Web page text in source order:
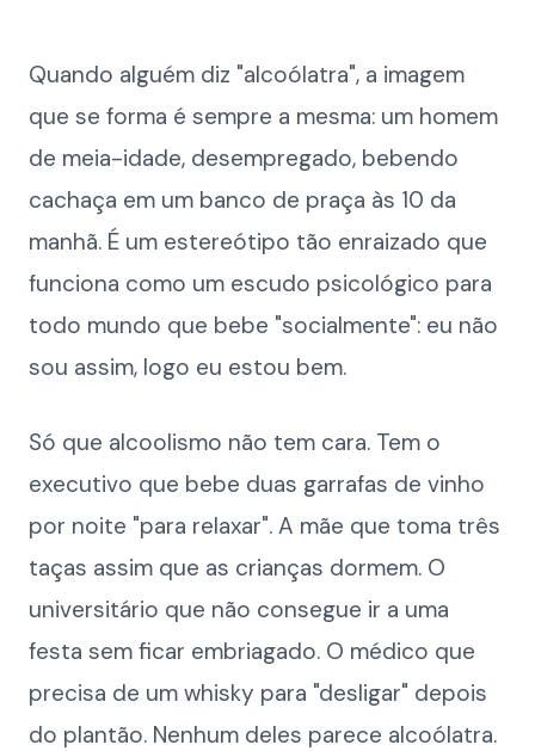
Quando alguém diz "alcoólatra", a imagem
que se forma é sempre a mesma: um homem
de meia-idade, desempregado, bebendo
cachaça em um banco de praça às 10 da
manhã. É um estereótipo tão enraizado que
funciona como um escudo psicológico para
todo mundo que bebe "socialmente": eu não
sou assim, logo eu estou bem.
Só que alcoolismo não tem cara. Tem o
executivo que bebe duas garrafas de vinho
por noite "para relaxar". A mãe que toma três
taças assim que as crianças dormem. O
universitário que não consegue ir a uma
festa sem ficar embriagado. O médico que
precisa de um whisky para "desligar" depois
do plantão. Nenhum deles parece alcoólatra.